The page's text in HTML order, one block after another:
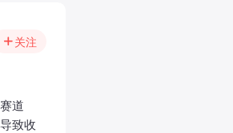
关注
道
致收